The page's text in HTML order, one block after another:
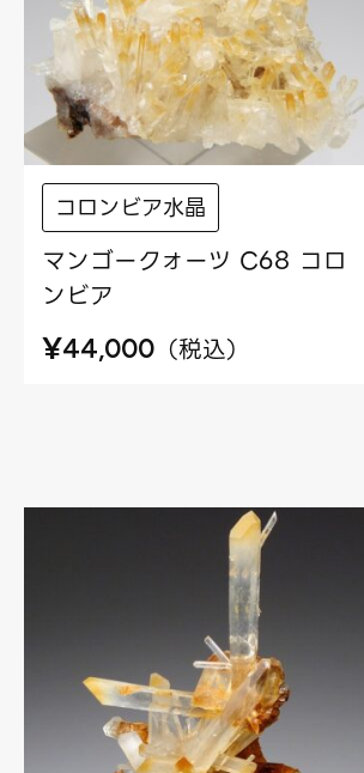
コロンビア水晶
マンゴークォーツ C68 コロ
ンビア
¥44,000 （税込）